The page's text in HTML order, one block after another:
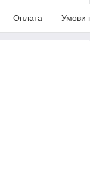
Оплата Умови